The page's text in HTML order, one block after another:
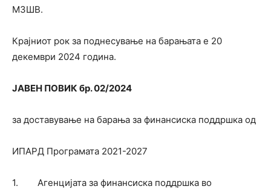
МЗШВ.
Крајниот рок за поднесување на барањата е 20
декември 2024 година.
ЈАВЕН ПОВИК бр. 02/2024
за доставување на барања за финансиска поддршка од
ИПАРД Програмата 2021-2027
1. Агенцијата за финансиска поддршка во